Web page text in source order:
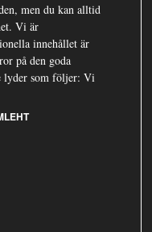
men du kan alltid
Vi är
innehållet är
på den goda
lyder som följer: Vi